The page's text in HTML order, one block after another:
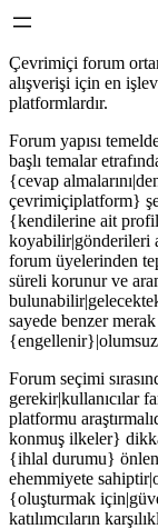
Çevrimiçi forum
alışverişi için en
platformlardır.
Forum yapısı
başlı temalar
{cevap
çevrimiçiplatform}
{kendilerine ait
koyabilir|gönderileri
forum üyelerinden
süreli korunur ve
sayede benzer
Forum seçimi
gerekir|kullanıcılar
platformu
konmuş ilkeler}
{ihlal durumu}
ehemmiyete
{oluşturmak
katılımcıların